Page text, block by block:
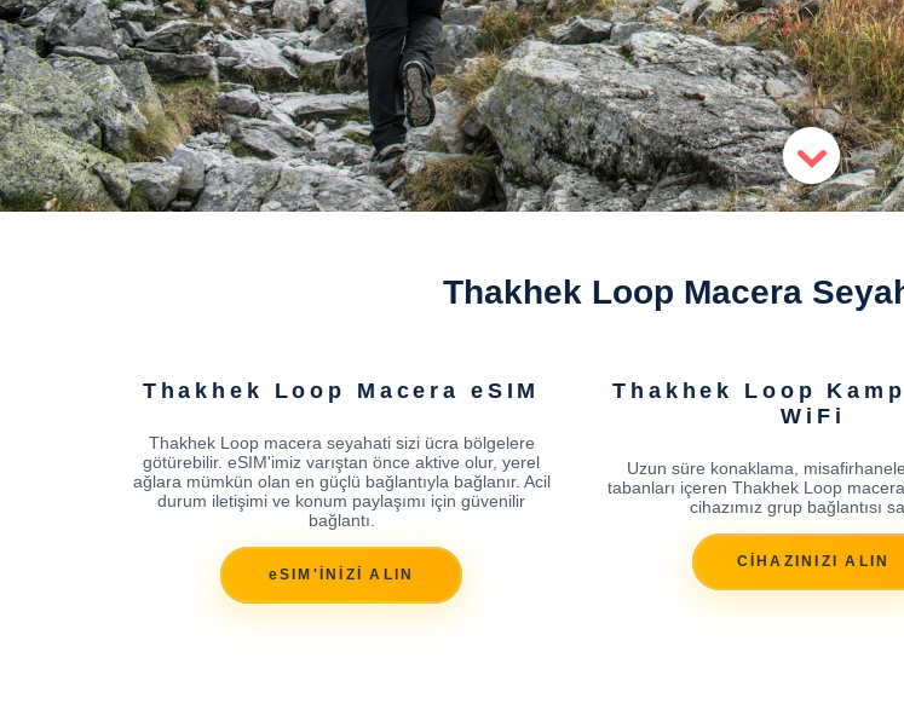
Thakhek Loop Macera
Thakhek Loop Macera eSIM
Thakhek Loop macera seyahati sizi ücra bölgelere
götürebilir. eSIM'imiz varıştan önce aktive olur, yerel
ağlara mümkün olan en güçlü bağlantıyla bağlanır. Acil
durum iletişimi ve konum paylaşımı için güvenilir
bağlantı.
eSIM'İNİZİ ALIN
Thakhek Loop Kamp
WiFi
Uzun süre konaklama,
tabanları içeren Thakhek Loop
cihazımız grup bağlantısı
CİHAZINIZI ALIN